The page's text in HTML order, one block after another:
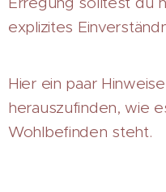
explizites
Hier ein paar
herauszufinden, wie
Wohlbefinden steht.